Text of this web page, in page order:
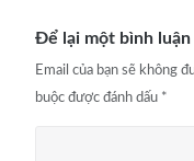
Để lại một bình luận
Email của bạn sẽ không
buộc được đánh dấu *